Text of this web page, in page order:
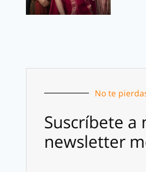
No te
Suscríbete a
newsletter